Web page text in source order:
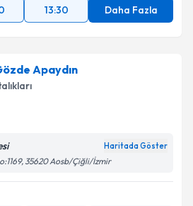
13:30 Daha Fazla
Apaydın
Haritada Göster
35620 Aosb/Çiğli/İzmir